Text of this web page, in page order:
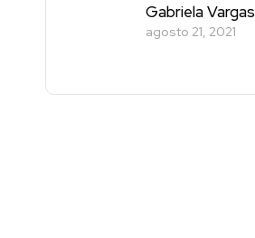
Gabriela Vargas
agosto 21, 2021